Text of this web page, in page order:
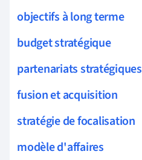
objectifs à long terme
budget stratégique
partenariats stratégiques
fusion et acquisition
stratégie de focalisation
modèle d'affaires